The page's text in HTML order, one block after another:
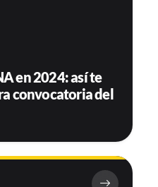
en 2024: así te
convocatoria del